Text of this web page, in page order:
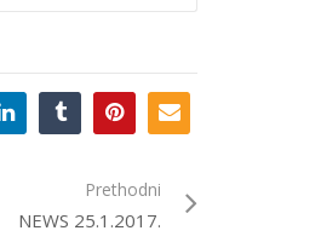
Prethodni
NEWS 25.1.2017.